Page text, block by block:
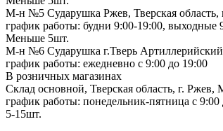
М-н №5 Сударушка Ржев, Тверская область,
график работы: будни 9:00-19:00, выходные
Меньше 5шт.
М-н №6 Сударушка г.Тверь Артиллерийский
график работы: ежедневно с 9:00 до 19:00
В розничных магазинах
Склад основной, Тверская область, г. Ржев,
график работы: понедельник-пятница с 9:00
5-15шт.